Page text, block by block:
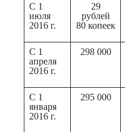
С 1
июля
2016 г.
29
рублей
80 копеек
С 1
апреля
2016 г.
298 000
С 1
января
2016 г.
295 000